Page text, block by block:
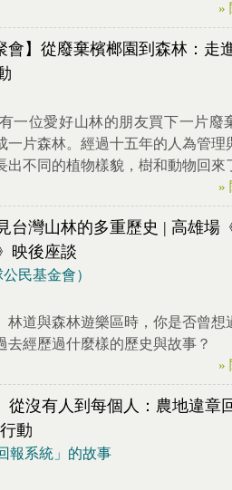
»
會】從廢棄檳榔園到森林：走
一位愛好山林的朋友買下一片廢
一片森林。經過十五年的人為管理
出不同的植物樣貌，樹和動物回來
»
台灣山林的多重歷史 | 高雄場
映後座談
民基金會）
林道與森林遊樂區時，你是否曾想
去經歷過什麼樣的歷史與故事？
»
從沒有人到每個人：農地違章
動
報系統」的故事